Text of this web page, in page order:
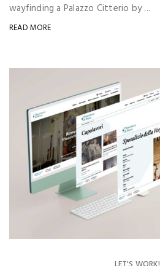
wayfinding a Palazzo Citterio by ...
READ MORE